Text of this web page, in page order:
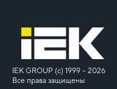
IEK GROUP (c) 1999 – 2026
Все права защищены